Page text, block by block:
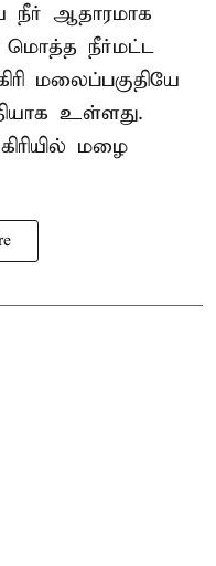
நீர் ஆதாரமாக
நீர்மட்ட
மலைப்பகுதியே
உள்ளது.
மழை